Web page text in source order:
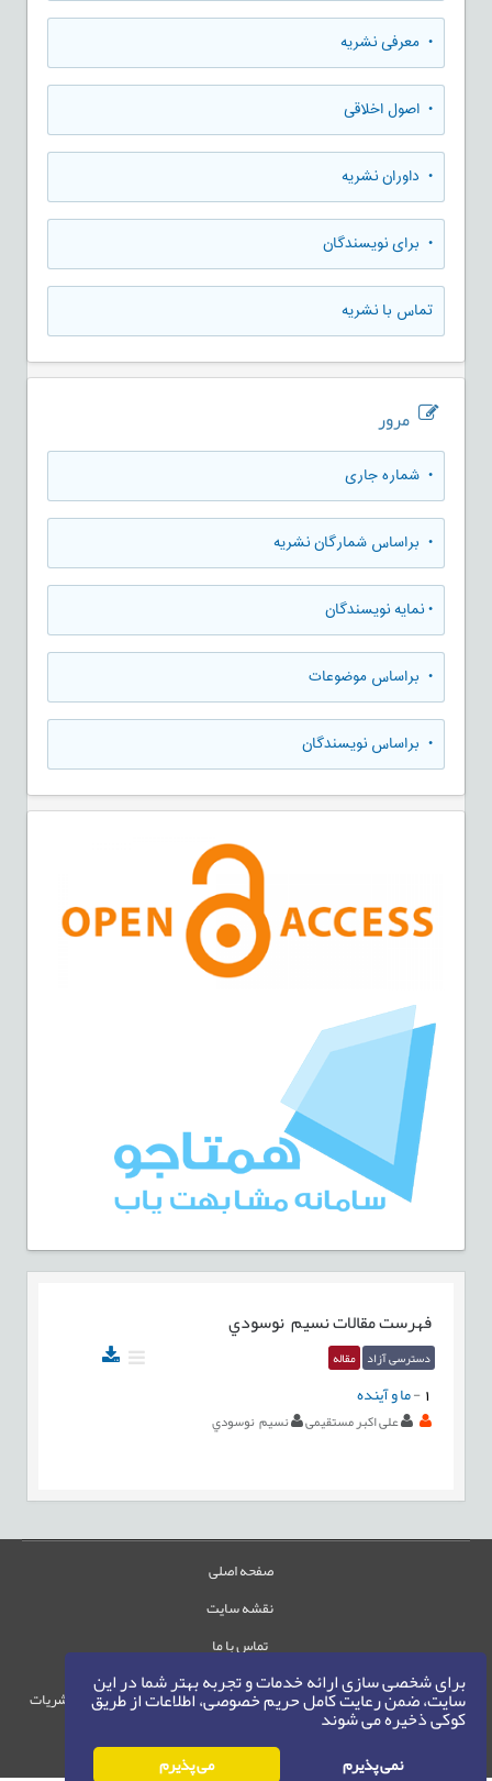
برای شخصی سازی ارائه خدمات و تجربه بهتر شما در این
سایت، ضمن رعایت کامل حریم خصوصی، اطلاعات از طریق
کوکی ذخیره می شوند
نمی پذیرم می پذیرم
• معرفی نشریه
• اصول اخلاقی
• داوران نشریه
• برای نویسندگان
تماس با نشریه
مرور
• شماره جاری
• براساس شمارگان نشریه
•نمایه نویسندگان
• براساس موضوعات
• براساس نویسندگان
فهرست مقالاتنسيم نوسودي
دسترسی آزاد مقاله
-ما و آينده
علی اکبر مستقیمی نسيم نوسودي
صفحه اصلی
نقشه سایت
تماس با ما
حقوق این وب‌سایت متعلق به سامانه مدیریت نشریات
حق نشر 1405-1396